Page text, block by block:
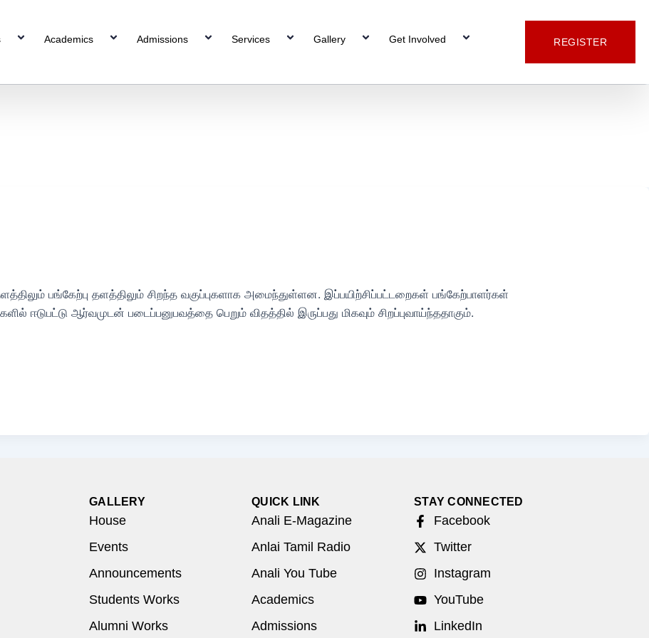
Academics Admissions Services Gallery Get Involved REGISTER
பங்கேற்பு தளத்திலும் சிறந்த வகுப்புகளாக அமைந்துள்ளன. இப்பயிற்சிப்பட்டறைகள் பங்கேற்பாளர்கள்
ஈடுபட்டு ஆர்வமுடன் படைப்பனுபவத்தை பெறும் விதத்தில் இருப்பது மிகவும் சிறப்புவாய்ந்ததாகும்.
GALLERY
House
Events
Announcements
Students Works
Alumni Works
QUICK LINK
Anali E-Magazine
Anlai Tamil Radio
Anali You Tube
Academics
Admissions
STAY CONNECTED
Facebook
Twitter
Instagram
YouTube
LinkedIn